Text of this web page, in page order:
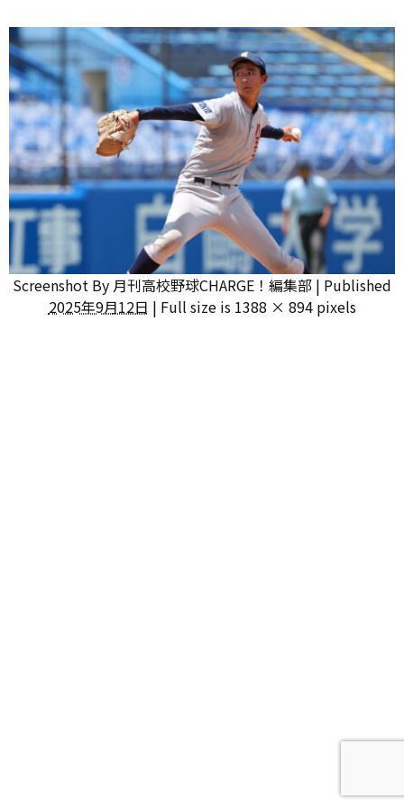
Screenshot By 月刊高校野球CHARGE！編集部 | Published
2025年9月12日 | Full size is 1388 × 894pixels